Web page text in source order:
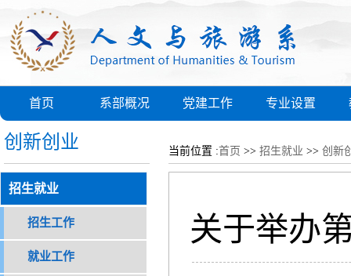
首页 系部概况 党建工作 专业设置
创新创业
招生就业
招生工作
就业工作
当前位置 :首页 >> 招生就业 >> 创新
关于举办